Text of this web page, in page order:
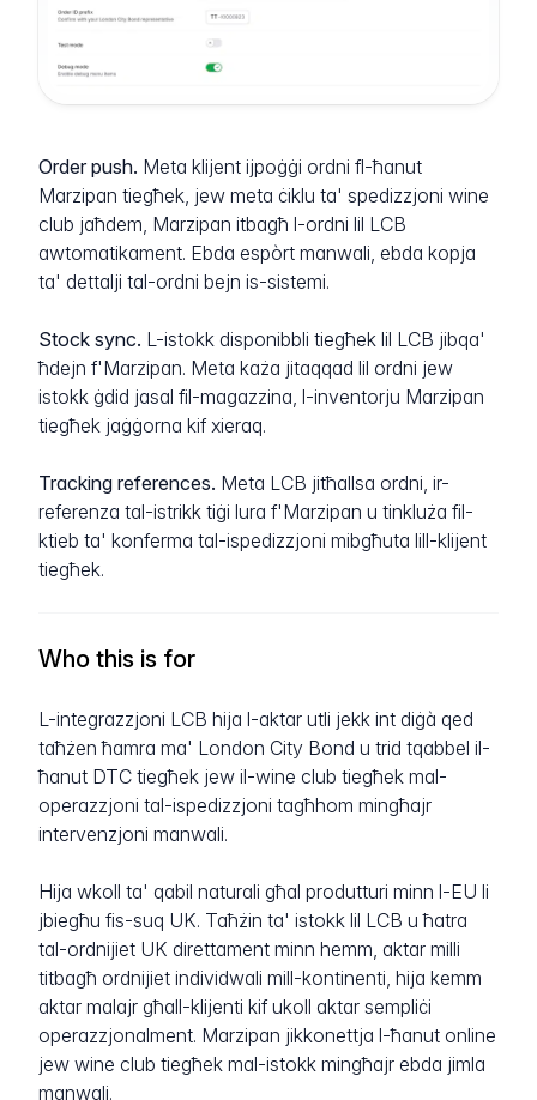
Order push. Meta klijent ijpoġġi ordni fl-ħanut
Marzipan tiegħek, jew meta ċiklu ta' spedizzjoni wine
club jaħdem, Marzipan itbagħ l-ordni lil LCB
awtomatikament. Ebda espòrt manwali, ebda kopja
ta' dettalji tal-ordni bejn is-sistemi.
Stock sync. L-istokk disponibbli tiegħek lil LCB jibqa'
ħdejn f'Marzipan. Meta każa jitaqqad lil ordni jew
istokk ġdid jasal fil-magazzina, l-inventorju Marzipan
tiegħek jaġġorna kif xieraq.
Tracking references. Meta LCB jitħallsa ordni, ir-
referenza tal-istrikk tiġi lura f'Marzipan u tinkluża fil-
ktieb ta' konferma tal-ispedizzjoni mibgħuta lill-klijent
tiegħek.
Who this is for
L-integrazzjoni LCB hija l-aktar utli jekk int diġà qed
taħżen ħamra ma' London City Bond u trid tqabbel il-
ħanut DTC tiegħek jew il-wine club tiegħek mal-
operazzjoni tal-ispedizzjoni tagħhom mingħajr
intervenzjoni manwali.
Hija wkoll ta' qabil naturali għal produtturi minn l-EU li
jbiegħu fis-suq UK. Taħżin ta' istokk lil LCB u ħatra
tal-ordnijiet UK direttament minn hemm, aktar milli
titbagħ ordnijiet individwali mill-kontinenti, hija kemm
aktar malajr għall-klijenti kif ukoll aktar sempliċi
operazzjonalment. Marzipan jikkonettja l-ħanut online
jew wine club tiegħek mal-istokk mingħajr ebda jimla
manwali.